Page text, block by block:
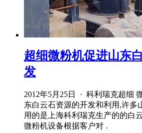
超细微粉机促进山东
发
2012年5月25日 · 科利瑞克超细
东白云石资源的开发和利用,许多
用的是上海科利瑞克生产的的白
微粉机设备根据客户对 .